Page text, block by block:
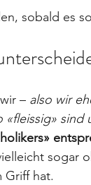
sobald es
– also wir
«fleissig» sind
sogar
Griff hat.